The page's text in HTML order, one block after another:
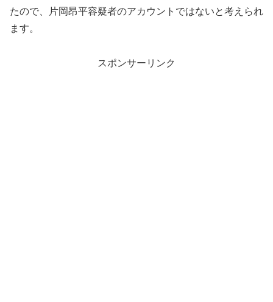
たので、片岡昂平容疑者のアカウントではないと考えられ
ます。
スポンサーリンク